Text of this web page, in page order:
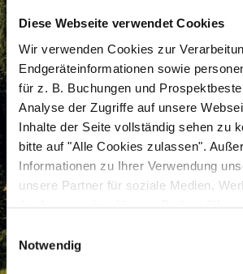
Diese Webseite verwendet Cookies
Wir verwenden Cookies zur
Endgeräteinformationen sowie
für z. B. Buchungen und
Analyse der Zugriffe auf unsere
Inhalte der Seite vollständig sehen zu
bitte auf "Alle Cookies zulassen".
Informationen zu Ihrer Verwendung
unsere Partner für soziale Medien,
zusammen, die Sie ihnen bereitgestellt
sie im Rahmen Ihrer Nutzung der
Einwilligungsauswahl
Notwendig